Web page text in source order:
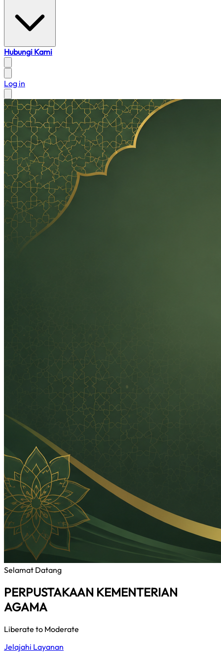
Hubungi Kami
Log in
Selamat Datang
PERPUSTAKAAN KEMENTERIAN
AGAMA
Liberate to Moderate
Jelajahi Layanan